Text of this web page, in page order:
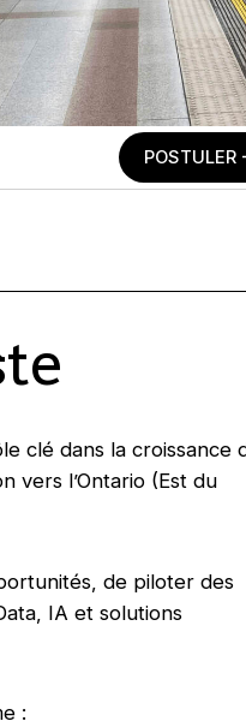
POSTULER
clé dans la croissance
vers l’Ontario (Est du
de piloter des
IA et solutions
: